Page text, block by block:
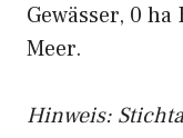
Gewässer, 0
Meer.
Hinweis: